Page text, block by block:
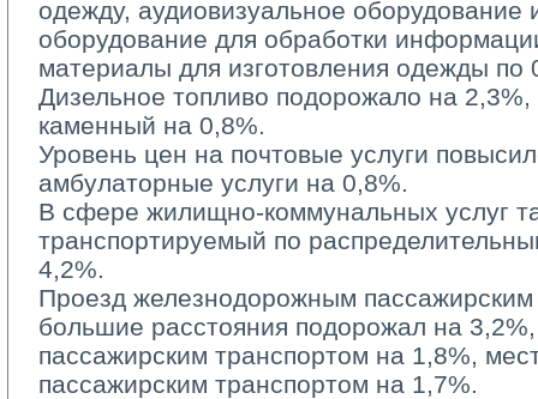
одежду, аудиовизуальное оборудование
оборудование для обработки
материалы для изготовления одежды по
Дизельное топливо подорожало на
каменный на 0,8%.
Уровень цен на почтовые услуги
амбулаторные услуги на 0,8%.
В сфере жилищно-коммунальных услуг
транспортируемый по
4,2%.
Проезд железнодорожным
большие расстояния подорожал на
пассажирским транспортом на 1,8%,
пассажирским транспортом на 1,7%.